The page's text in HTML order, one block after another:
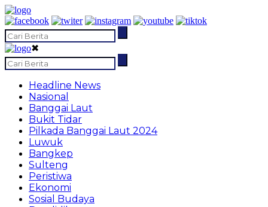
✖
Headline News
Nasional
Banggai Laut
Bukit Tidar
Pilkada Banggai Laut 2024
Luwuk
Bangkep
Sulteng
Peristiwa
Ekonomi
Sosial Budaya